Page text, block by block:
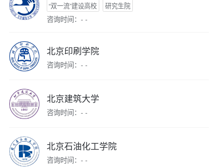
“双一流”建设高校 研究生院
咨询时间：- -
北京印刷学院
咨询时间：- -
北京建筑大学
咨询时间：- -
北京石油化工学院
咨询时间：- -